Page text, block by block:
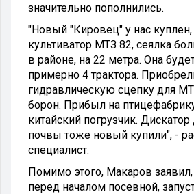
значительно пополнились.
"Новый "Кировец" у нас
культиватор МТЗ 82, сеялка
в районе, на 22 метра. Она
примерно 4 трактора.
гидравлическую сцепку для
борон. Прибыл на
китайский погрузчик.
почвы тоже новый купили", -
специалист.
Помимо этого, Макаров заявил,
перед началом посевной,